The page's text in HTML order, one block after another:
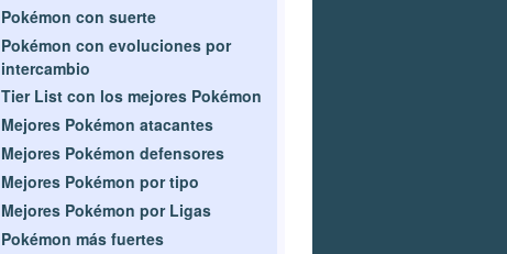
Pokémon con suerte
Pokémon con evoluciones por
intercambio
Tier List con los mejores Pokémon
Mejores Pokémon atacantes
Mejores Pokémon defensores
Mejores Pokémon por tipo
Mejores Pokémon por Ligas
Pokémon más fuertes